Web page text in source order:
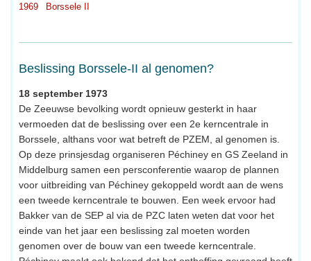
1969
Borssele II
Beslissing Borssele-II al genomen?
18 september 1973
De Zeeuwse bevolking wordt opnieuw gesterkt in haar
vermoeden dat de beslissing over een 2e kerncentrale in
Borssele, althans voor wat betreft de PZEM, al genomen is.
Op deze prinsjesdag organiseren Péchiney en GS Zeeland in
Middelburg samen een persconferentie waarop de plannen
voor uitbreiding van Péchiney gekoppeld wordt aan de wens
een tweede kerncentrale te bouwen. Een week ervoor had
Bakker van de SEP al via de PZC laten weten dat voor het
einde van het jaar een beslissing zal moeten worden
genomen over de bouw van een tweede kerncentrale.